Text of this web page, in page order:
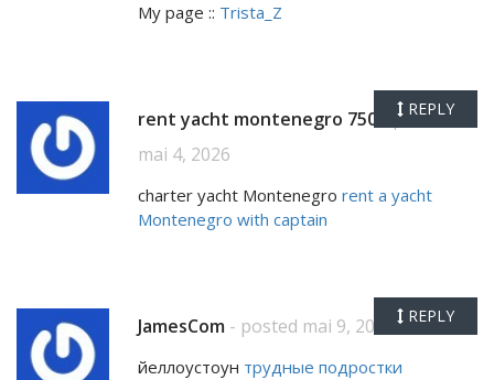
My page :: Trista_Z
rent yacht montenegro 750
- posted
mai 4, 2026
charter yacht Montenegro rent a yacht
Montenegro with captain
REPLY
JamesCom - posted mai 9, 2026
йеллоустоун трудные подростки
REPLY